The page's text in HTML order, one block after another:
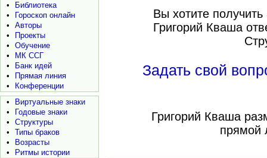
•
Библиотека
•
Гороскоп онлайн
•
Авторы
•
Проекты
•
Обучение
•
МК ССГ
•
Банк идей
•
Прямая линия
•
Конференции
•
Виртуальные знаки
•
Годовые знаки
•
Структуры
•
Типы браков
•
Возрасты
•
Ритмы истории
Вы хотите
Григорий Кваша
Задать свой
Григорий Кваша
прямой